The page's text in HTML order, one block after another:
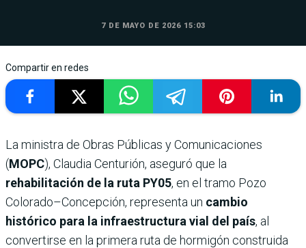
7 DE MAYO DE 2026 15:03
Compartir en redes
La ministra de Obras Públicas y Comunicaciones
(MOPC), Claudia Centurión, aseguró que la
rehabilitación de la ruta PY05, en el tramo Pozo
Colorado–Concepción, representa un cambio
histórico para la infraestructura vial del país, al
convertirse en la primera ruta de hormigón construida